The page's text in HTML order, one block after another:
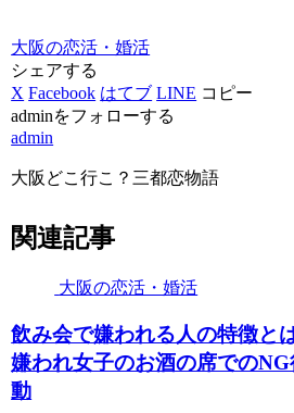
大阪の恋活・婚活
シェアする
X Facebook はてブ LINE コピー
adminをフォローする
admin
大阪どこ行こ？三都恋物語
関連記事
大阪の恋活・婚活
飲み会で嫌われる人の特徴と
嫌われ女子のお酒の席でのNG
動